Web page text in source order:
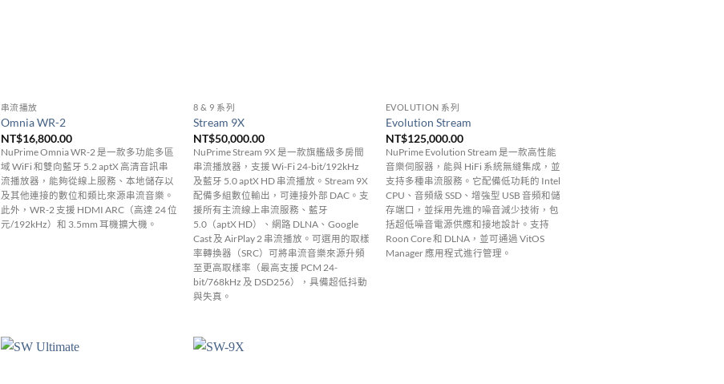
串流播放
Omnia WR-2
NT$16,800.00
NuPrime Omnia WR-2 是一款多功能多區
域 WiFi 和雙向藍牙 5.2 aptX 高清音訊串
流播放器，能夠從線上服務、本地儲存以
及其他連接的數位和類比來源串流音樂。
此外，WR-2 支援 HDMI ARC（高達 24 位
元/192kHz）和 3.5mm 耳機擴大機。
8 & 9 系列
Stream 9X
NT$50,000.00
NuPrime Stream 9X 是一款旗艦級多房間
串流播放器，支援 Wi-Fi 24-bit/192kHz
及藍牙 5.0 aptX HD 串流播放。Stream 9X
配備多組數位輸出，可連接外部 DAC。支
援所有主流線上串流服務、藍牙
5.0（aptX HD）、網路 DLNA、Google
Cast 及 AirPlay 2 串流播放。可選用的取樣
率轉換器（SRC）可將串流音樂來源升頻
至更高取樣率（最高支援 PCM 24-
bit/768kHz 及 DSD256），具備超低抖動
與失真。
EVOLUTION 系列
Evolution Stream
NT$125,000.00
NuPrime Evolution Stream 是一款高性能
音樂伺服器，能與 HiFi 系統無縫集成，並
支持多種串流服務。它配備低功耗的 Intel
CPU、音頻級 SSD、增強型 USB 音頻和儲
存端口，並採用先進的噪音減少技術，包
括超低噪音電源供應和接地設計。支持
Roon Core 和 DLNA，並可通過 VitOS
Manager 應用程式進行管理。